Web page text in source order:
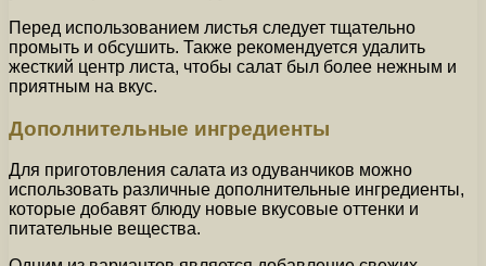
Перед использованием листья следует тщательно
промыть и обсушить. Также рекомендуется удалить
жесткий центр листа, чтобы салат был более нежным и
приятным на вкус.
Дополнительные ингредиенты
Для приготовления салата из одуванчиков можно
использовать различные дополнительные ингредиенты,
которые добавят блюду новые вкусовые оттенки и
питательные вещества.